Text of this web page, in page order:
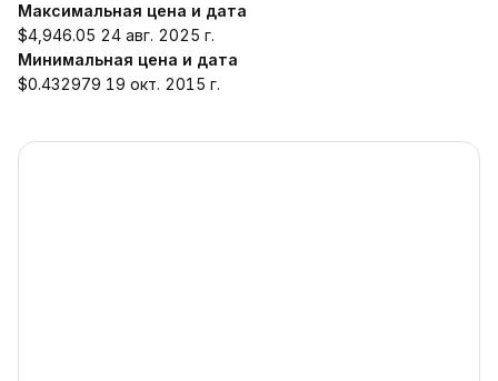
Максимальная цена и дата
$4,946.05 24 авг. 2025 г.
Минимальная цена и дата
$0.432979 19 окт. 2015 г.